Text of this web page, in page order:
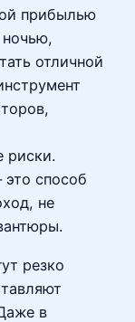
прибылью
ночью,
отличной
риски.
способ
не
резко
в